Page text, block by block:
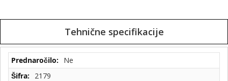
Tehnične specifikacije
Tehnične
specifikacije
Ne
2179